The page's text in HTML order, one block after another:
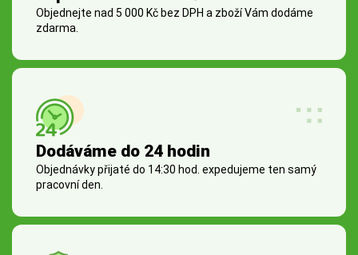
Objednejte nad 5 000 Kč bez DPH a zboží Vám dodáme
zdarma.
Dodáváme do 24 hodin
Objednávky přijaté do 14:30 hod. expedujeme ten samý
pracovní den.